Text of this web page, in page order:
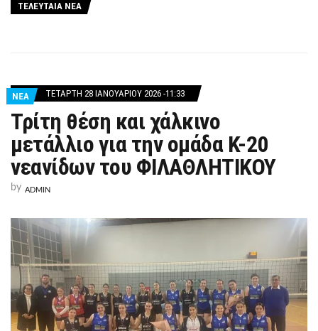
ΤΕΛΕΥΤΑΙΑ ΝΕΑ
ΝΕΑ ΤΕΤΆΡΤΗ 28 ΙΑΝΟΥΑΡΊΟΥ 2026 -11:33
Τρίτη θέση και χάλκινο
μετάλλιο για την ομάδα Κ-20
νεανίδων του ΦΙΛΑΘΛΗΤΙΚΟΥ
by ADMIN